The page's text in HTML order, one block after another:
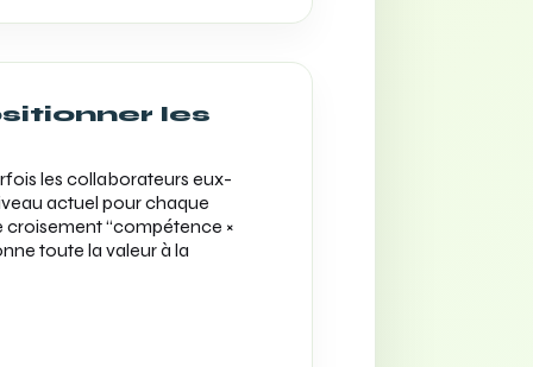
les
les collaborateurs eux-
actuel pour chaque
croisement “compétence ×
toute la valeur à la